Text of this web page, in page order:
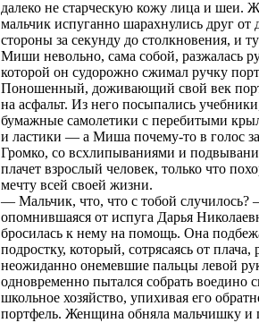
далеко не старческую кожу лица и шеи.
мальчик испуганно шарахнулись друг от
стороны за секунду до столкновения, и
Миши невольно, сама собой, разжалась
которой он судорожно сжимал ручку
Поношенный, доживающий свой век
на асфальт. Из него посыпались
бумажные самолетики с перебитыми
и ластики — а Миша почему-то в голос
Громко, со всхлипываниями и
плачет взрослый человек, только что
мечту всей своей жизни.
— Мальчик, что, что с тобой случилось?
опомнившаяся от испуга Дарья
бросилась к нему на помощь. Она
подростку, который, сотрясаясь от плача,
неожиданно онемевшие пальцы левой
одновременно пытался собрать воедино
школьное хозяйство, упихивая его
портфель. Женщина обняла мальчишку и